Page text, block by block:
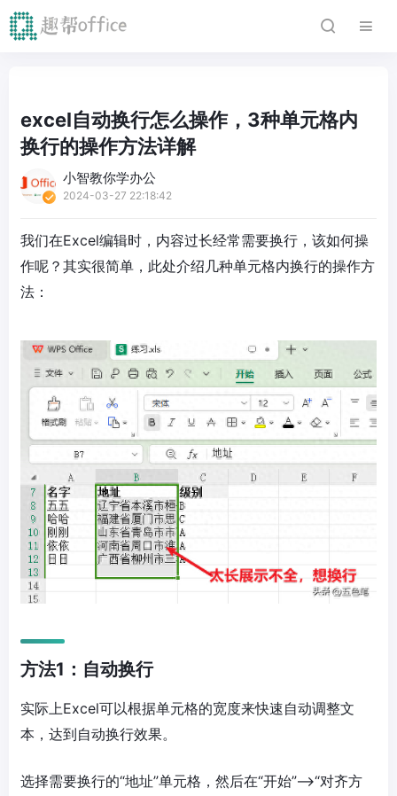
excel自动换行怎么操作，3种单元格内
换行的操作方法详解
小智教你学办公
2024-03-27 22:18:42
我们在Excel编辑时，内容过长经常需要换行，该如何操
作呢？其实很简单，此处介绍几种单元格内换行的操作方
法：
方法1：自动换行
实际上Excel可以根据单元格的宽度来快速自动调整文
本，达到自动换行效果。
选择需要换行的“地址”单元格，然后在“开始”—>“对齐方